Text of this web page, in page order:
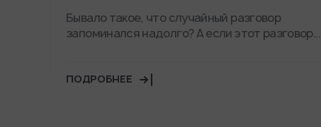
Бывало такое, что случайный разговор
запоминался надолго? А если этот разговор...
ПОДРОБНЕЕ